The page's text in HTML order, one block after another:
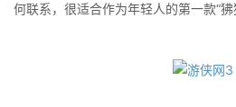
何联系，很适合作为年轻人的第一款“狒